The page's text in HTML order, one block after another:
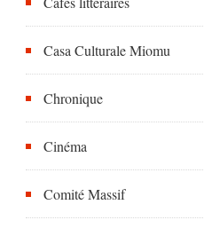
Casa Culturale Miomu
Chronique
Cinéma
Comité Massif